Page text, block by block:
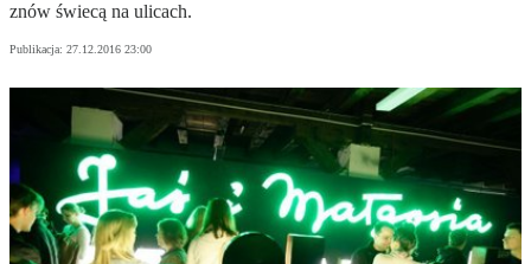
znów świecą na ulicach.
Publikacja: 27.12.2016 23:00